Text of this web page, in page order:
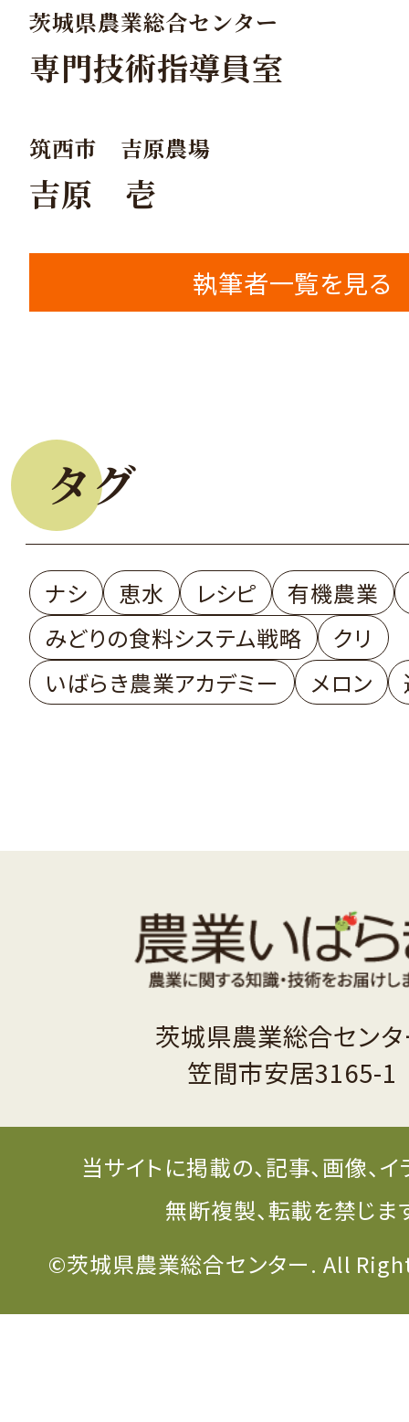
茨城県農業総合センター
専門技術指導員室
筑西市 吉原農場
吉原 壱
執筆者一覧を見る
タグ
ナシ 恵水 レシピ
有機農業
みどりの食料システム戦略
クリ
いばらき農業アカデミー
メロン
茨城県農業総合セン
笠間市安居3165-1
当サイトに掲載の、記事、画像、
無断複製、転載を禁じま
©茨城県農業総合センター. All